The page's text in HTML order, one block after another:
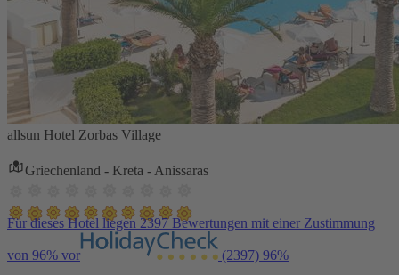
allsun Hotel Zorbas Village
Griechenland - Kreta - Anissaras
Für dieses Hotel liegen 2397 Bewertungen mit einer Zustimmung
von 96% vor (2397) 96%